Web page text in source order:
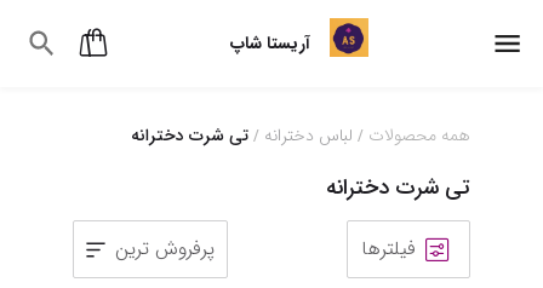
آریستا شاپ
همه محصولات / لباس دخترانه / تی شرت دخترانه
تی شرت دخترانه
فیلترها پرفروش ترین